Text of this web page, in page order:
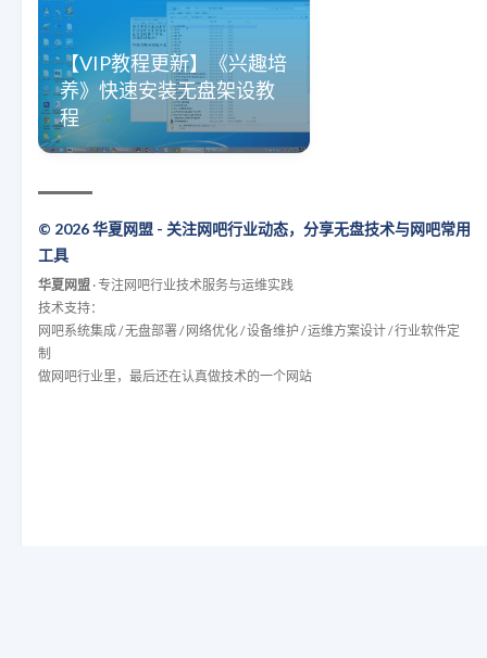
【VIP教程更新】《兴趣培
养》快速安装无盘架设教
程
© 2026 华夏网盟 - 关注网吧行业动态，分享无盘技术与网吧常用
工具
华夏网盟 · 专注网吧行业技术服务与运维实践
技术支持：
网吧系统集成 / 无盘部署 / 网络优化 / 设备维护 / 运维方案设计 / 行业软件定
制
做网吧行业里，最后还在认真做技术的一个网站